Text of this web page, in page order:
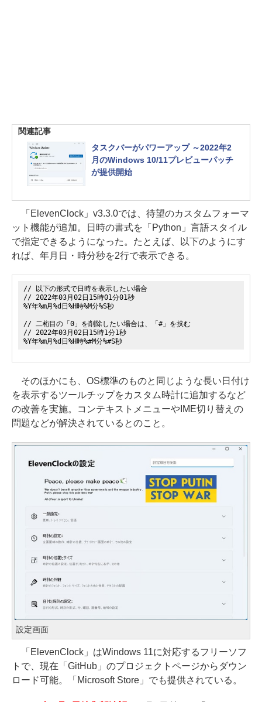
関連記事
タスクバーがパワーアップ ～2022年2
月のWindows 10/11プレビューパッチ
が提供開始
「ElevenClock」v3.3.0では、待望のカスタムフォーマ
ット機能が追加。日時の書式を「Python」言語スタイル
で指定できるようになった。たとえば、以下のようにす
れば、年月日・時分秒を2行で表示できる。
// 以下の形式で日時を表示したい場合
// 2022年03月02日15時01分01秒
%Y年%m月%d日%H時%M分%S秒
// 二桁目の「0」を削除したい場合は、「#」を挟む
// 2022年03月02日15時1分1秒
%Y年%m月%d日%H時%#M分%#S秒
そのほかにも、OS標準のものと同じような長い日付け
を表示するツールチップをカスタム時計に追加するなど
の改善を実施。コンテキストメニューやIME切り替えの
問題などが解決されているとのこと。
設定画面
「ElevenClock」はWindows 11に対応するフリーソフ
トで、現在「GitHub」のプロジェクトページからダウン
ロード可能。「Microsoft Store」でも提供されている。